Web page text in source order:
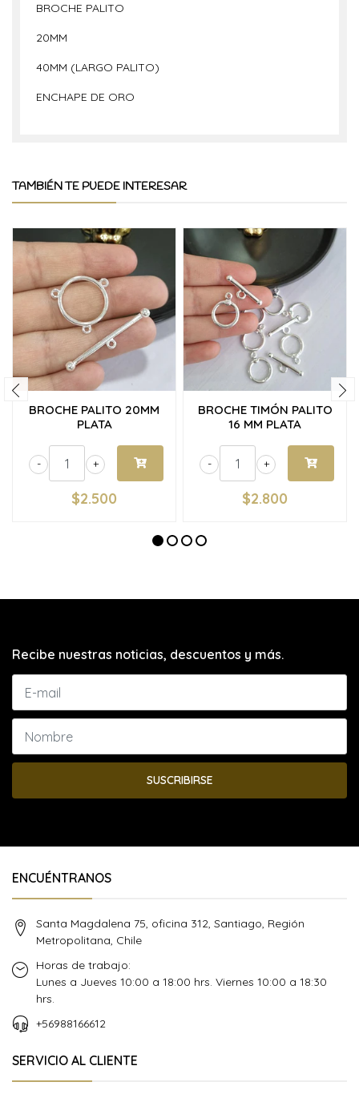
BROCHE PALITO
20MM
40MM (LARGO PALITO)
ENCHAPE DE ORO
TAMBIÉN TE PUEDE INTERESAR
BROCHE PALITO 20MM
PLATA
+
-
$2.500
BROCHE TIMÓN PALITO
16 MM PLATA
+
-
$2.800
Recibe nuestras noticias, descuentos y más.
SUSCRIBIRSE
ENCUÉNTRANOS
Santa Magdalena 75, oficina 312, Santiago, Región
Metropolitana, Chile
Horas de trabajo:
Lunes a Jueves 10:00 a 18:00 hrs. Viernes 10:00 a 18:30
hrs.
+56988166612
SERVICIO AL CLIENTE